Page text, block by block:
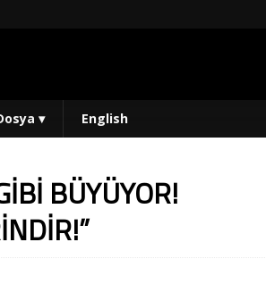
▾ English
BÜYÜYOR!